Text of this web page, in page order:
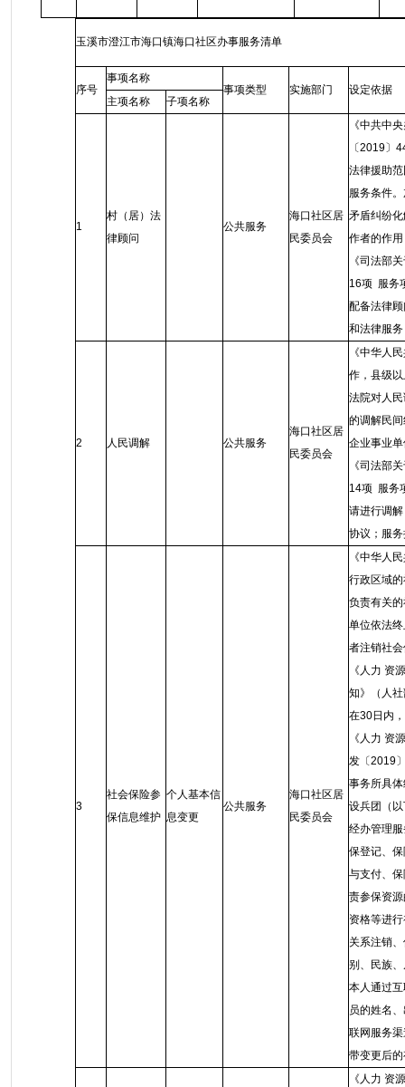
玉溪市澄江市海口镇海口社区办事服务清单
序号
事项名称
事项类型
实施部门
设定依据
主项名称
子项名称
1
村（居）法
律顾问
公共服务
海口社区居
民委员会
《中共中
〔2019〕
法律援助
服务条件
矛盾纠纷
作者的作
《司法部
16项 服务
配备法律
和法律服
2 人民调解 公共服务
海口社区居
民委员会
《中华人
作，县级
法院对人
的调解民
企业事业
《司法部
14项 服务
请进行调
协议；服
3
社会保险参
保信息维护
个人基本信
息变更
公共服务
海口社区居
民委员会
《中华人
行政区域
负责有关
单位依法
者注销社
《人力 资
知》（人
在30日内
《人力 资
发〔2019
事务所具
设兵团（
经办管理
保登记、
与支付、
责参保资
资格等进
关系注销
别、民族
本人通过
员的姓名
联网服务
带变更后
《人力 资